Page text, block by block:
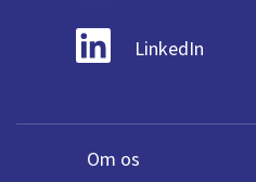
LinkedIn
Om os